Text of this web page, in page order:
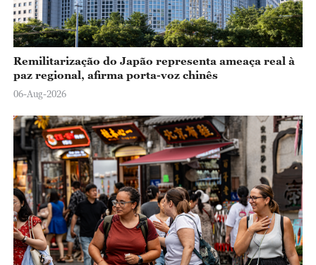
Remilitarização do Japão representa ameaça real à
paz regional, afirma porta-voz chinês
06-Aug-2026